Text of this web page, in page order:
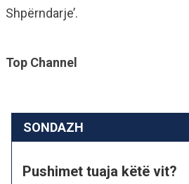
Shpërndarje’.
Top Channel
SONDAZH
Pushimet tuaja këtë vit?